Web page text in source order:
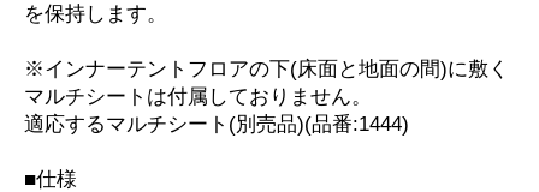
を保持します。
※インナーテントフロアの下(床面と地面の間)に敷く
マルチシートは付属しておりません。
適応するマルチシート(別売品)(品番:1444)
■仕様